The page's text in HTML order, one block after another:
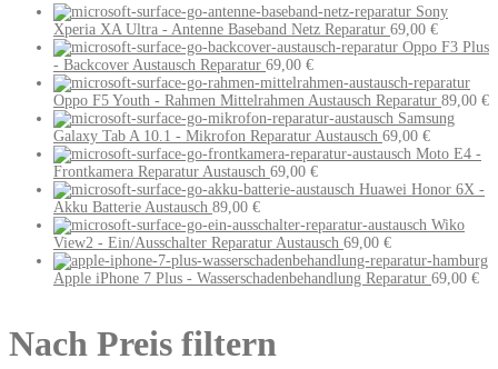
Sony
Xperia XA Ultra - Antenne Baseband Netz Reparatur 69,00 €
Oppo F3 Plus
- Backcover Austausch Reparatur 69,00 €
Oppo F5 Youth - Rahmen Mittelrahmen Austausch Reparatur 89,00 €
Samsung
Galaxy Tab A 10.1 - Mikrofon Reparatur Austausch 69,00 €
Moto E4 -
Frontkamera Reparatur Austausch 69,00 €
Huawei Honor 6X -
Akku Batterie Austausch 89,00 €
Wiko
View2 - Ein/Ausschalter Reparatur Austausch 69,00 €
Apple iPhone 7 Plus - Wasserschadenbehandlung Reparatur 69,00 €
Nach Preis filtern